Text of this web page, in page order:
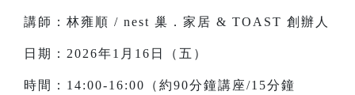
講師：林雍順 / nest 巢．家居 & TOAST 創辦人
日期：2026年1月16日（五）
時間：14:00-16:00（約90分鐘講座/15分鐘